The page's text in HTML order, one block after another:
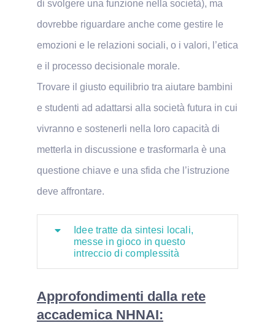
di svolgere una funzione nella società), ma
dovrebbe riguardare anche come gestire le
emozioni e le relazioni sociali, o i valori, l’etica
e il processo decisionale morale.
Trovare il giusto equilibrio tra aiutare bambini
e studenti ad adattarsi alla società futura in cui
vivranno e sostenerli nella loro capacità di
metterla in discussione e trasformarla è una
questione chiave e una sfida che l’istruzione
deve affrontare.
Idee tratte da sintesi locali,
messe in gioco in questo
intreccio di complessità
Approfondimenti dalla rete
accademica NHNAI: